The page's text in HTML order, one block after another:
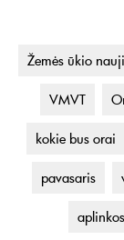
Žemės ūkio
VMVT
kokie bus orai
pavasaris